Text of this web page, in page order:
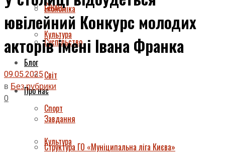
Спорт
Культура
Блог
Про нас
Завдання
Структура ГО «Муніципальна ліга Києва»
Економіка
Суспільство
Світ
Спорт
Культура
ювілейний Конкурс молодих
акторів імені Івана Франка
09.05.2025
в Без рубрики
0